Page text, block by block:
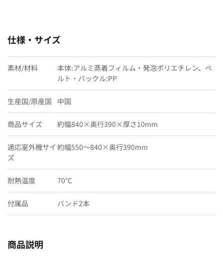
仕様・サイズ
素材/材料
本体:アルミ蒸着フィルム・発泡ポリエチレン、ベ
ルト・バックル:PP
生産国/原産国 中国
商品サイズ 約幅840×奥行390×厚さ10mm
適応室外機サイ
ズ
約幅550〜840×奥行390mm
耐熱温度 70℃
付属品 バンド2本
商品説明